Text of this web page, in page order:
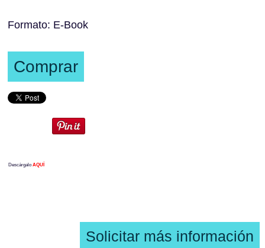
Formato: E-Book
Comprar
DescárgaloAQUÍ
Solicitar más información